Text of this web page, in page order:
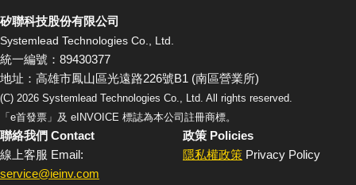
矽聯科技股份有限公司
Systemlead Technologies Co., Ltd.
統一編號：89430377
地址：高雄市鳳山區光遠路226號B1 (南區營業所)
(C) 2026 Systemlead Technologies Co., Ltd. All rights reserved.
「e首發票」及 eINVOICE 標誌為本公司註冊商標。
聯絡我們 Contact
線上客服 Email:
service@ieinv.com
政策 Policies
隱私權政策 Privacy Policy